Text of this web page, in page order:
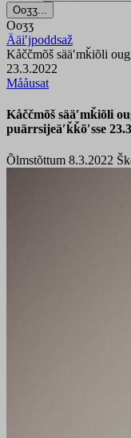
Ooʒʒ...
Ooʒʒ
Ääiʹjpoddsaž
Kåččmõš sääʹmǩiõli
23.3.2022
Mååusat
Kåččmõš sääʹmǩiõli
puärrsijeäʹǩǩõʹsse
Õlmstõttum 8.3.2022